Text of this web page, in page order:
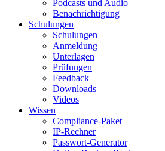
Podcasts und Audio
Benachrichtigung
Schulungen
Schulungen
Anmeldung
Unterlagen
Prüfungen
Feedback
Downloads
Videos
Wissen
Compliance-Paket
IP-Rechner
Passwort-Generator